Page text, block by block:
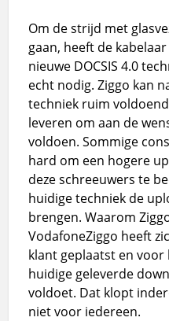
Om de strijd met
gaan, heeft de
nieuwe DOCSIS 4.0
echt nodig. Ziggo kan
techniek ruim
leveren om aan de
voldoen. Sommige
hard om een hogere
deze schreeuwers te
huidige techniek de
brengen. Waarom
VodafoneZiggo heeft
klant geplaatst en
huidige geleverde
voldoet. Dat klopt
niet voor iedereen.